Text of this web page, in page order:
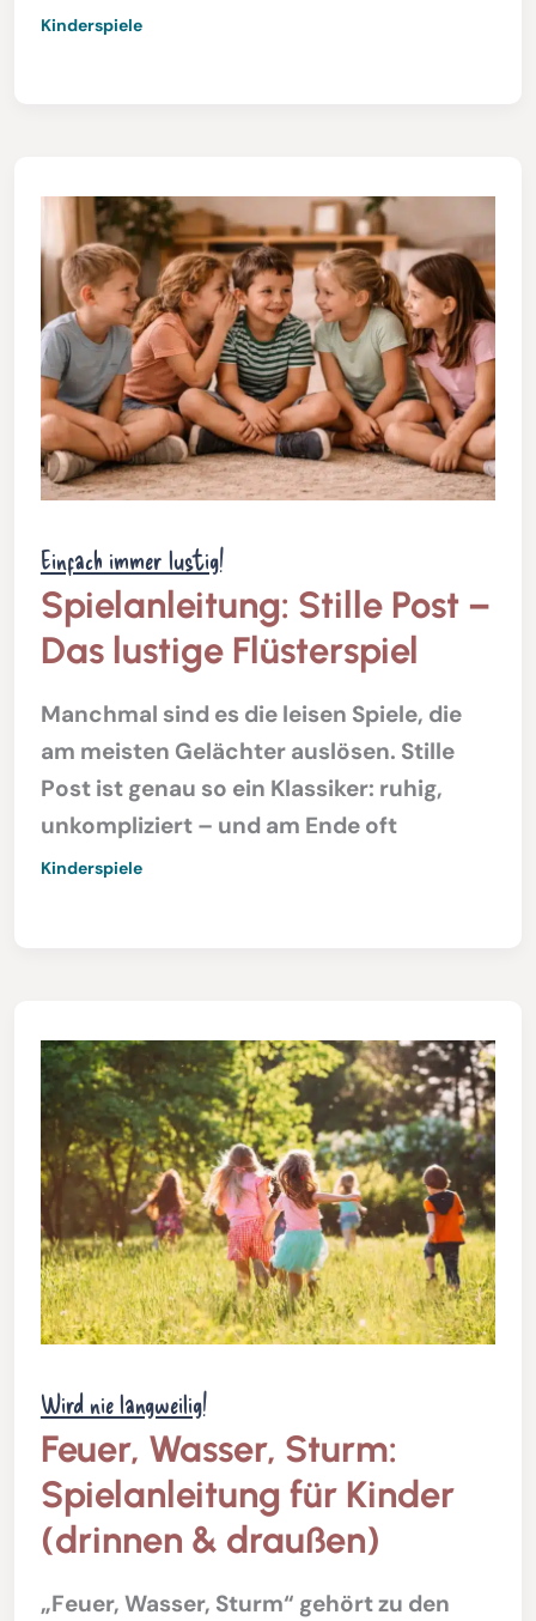
Kinderspiele
Einfach immer lustig!
Spielanleitung: Stille Post –
Das lustige Flüsterspiel
Manchmal sind es die leisen Spiele, die
am meisten Gelächter auslösen. Stille
Post ist genau so ein Klassiker: ruhig,
unkompliziert – und am Ende oft
Kinderspiele
Wird nie langweilig!
Feuer, Wasser, Sturm:
Spielanleitung für Kinder
(drinnen & draußen)
„Feuer, Wasser, Sturm“ gehört zu den